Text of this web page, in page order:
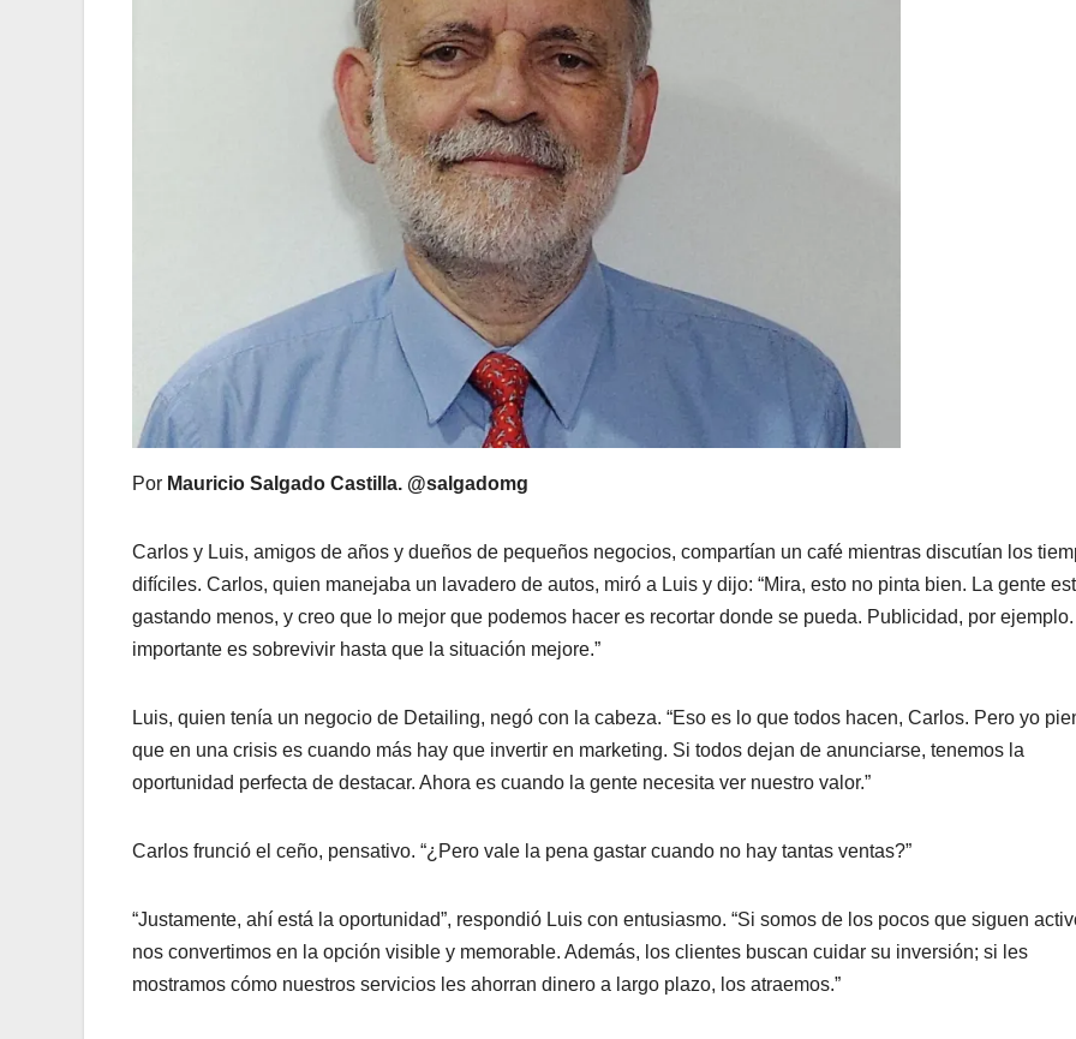
Por Mauricio Salgado Castilla. @salgadomg
Carlos y Luis, amigos de años y dueños de pequeños negocios, compartían un café mientras discutían los
difíciles. Carlos, quien manejaba un lavadero de autos, miró a Luis y dijo: “Mira, esto no pinta bien. La gente
gastando menos, y creo que lo mejor que podemos hacer es recortar donde se pueda. Publicidad, por
importante es sobrevivir hasta que la situación mejore.”
Luis, quien tenía un negocio de Detailing, negó con la cabeza. “Eso es lo que todos hacen, Carlos. Pero yo
que en una crisis es cuando más hay que invertir en marketing. Si todos dejan de anunciarse, tenemos la
oportunidad perfecta de destacar. Ahora es cuando la gente necesita ver nuestro valor.”
Carlos frunció el ceño, pensativo. “¿Pero vale la pena gastar cuando no hay tantas ventas?”
“Justamente, ahí está la oportunidad”, respondió Luis con entusiasmo. “Si somos de los pocos que siguen
nos convertimos en la opción visible y memorable. Además, los clientes buscan cuidar su inversión; si les
mostramos cómo nuestros servicios les ahorran dinero a largo plazo, los atraemos.”